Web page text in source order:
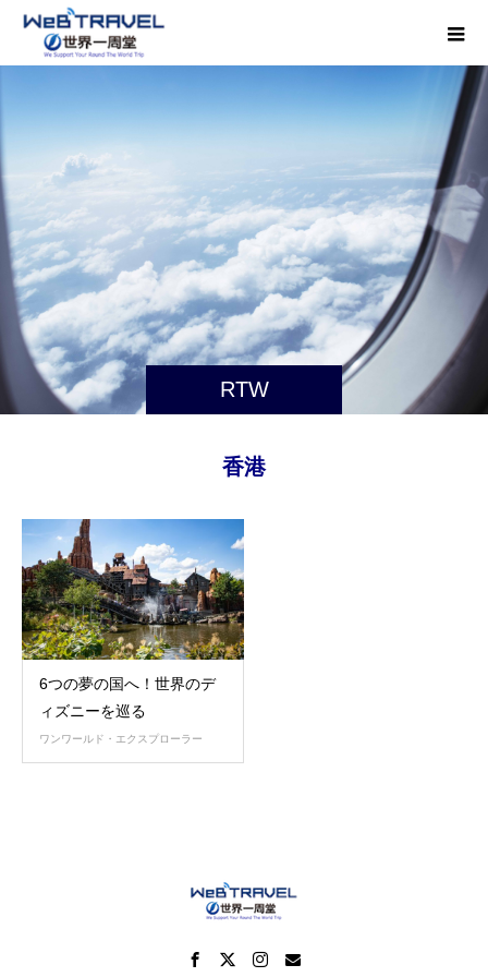
RTW
香港
6つの夢の国へ！世界のデ
ィズニーを巡る
ワンワールド・エクスプローラー